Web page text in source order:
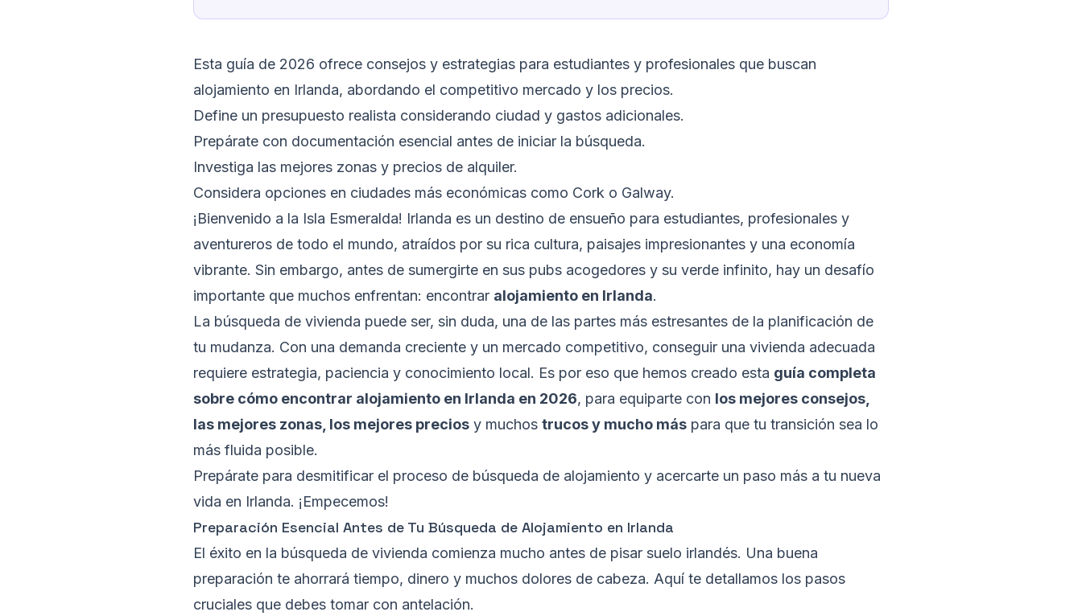
Esta guía de 2026 ofrece consejos y estrategias para estudiantes y profesionales que buscan
alojamiento en Irlanda, abordando el competitivo mercado y los precios.
Define un presupuesto realista considerando ciudad y gastos adicionales.
Prepárate con documentación esencial antes de iniciar la búsqueda.
Investiga las mejores zonas y precios de alquiler.
Considera opciones en ciudades más económicas como Cork o Galway.
¡Bienvenido a la Isla Esmeralda! Irlanda es un destino de ensueño para estudiantes, profesionales y
aventureros de todo el mundo, atraídos por su rica cultura, paisajes impresionantes y una economía
vibrante. Sin embargo, antes de sumergirte en sus pubs acogedores y su verde infinito, hay un desafío
importante que muchos enfrentan: encontrar alojamiento en Irlanda.
La búsqueda de vivienda puede ser, sin duda, una de las partes más estresantes de la planificación de
tu mudanza. Con una demanda creciente y un mercado competitivo, conseguir una vivienda adecuada
requiere estrategia, paciencia y conocimiento local. Es por eso que hemos creado esta guía completa
sobre cómo encontrar alojamiento en Irlanda en 2026, para equiparte con los mejores consejos,
las mejores zonas, los mejores precios y muchos trucos y mucho más para que tu transición sea lo
más fluida posible.
Prepárate para desmitificar el proceso de búsqueda de alojamiento y acercarte un paso más a tu nueva
vida en Irlanda. ¡Empecemos!
Preparación Esencial Antes de Tu Búsqueda de Alojamiento en Irlanda
El éxito en la búsqueda de vivienda comienza mucho antes de pisar suelo irlandés. Una buena
preparación te ahorrará tiempo, dinero y muchos dolores de cabeza. Aquí te detallamos los pasos
cruciales que debes tomar con antelación.